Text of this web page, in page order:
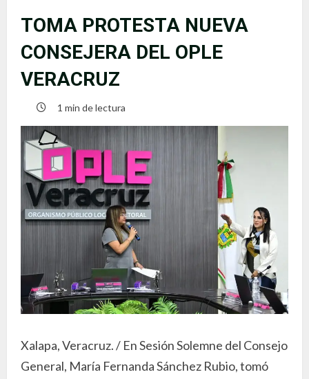
TOMA PROTESTA NUEVA
CONSEJERA DEL OPLE
VERACRUZ
1 min de lectura
Xalapa, Veracruz. / En Sesión Solemne del Consejo
General, María Fernanda Sánchez Rubio, tomó